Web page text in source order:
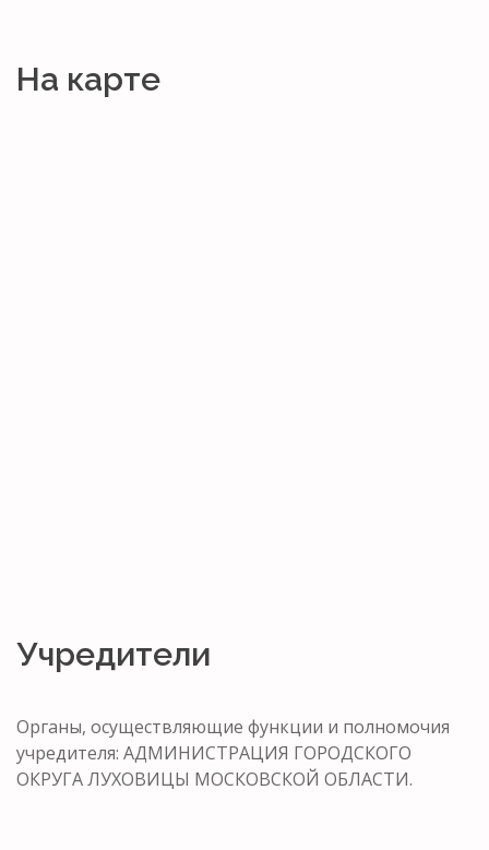
На карте
Учредители
Органы, осуществляющие функции и полномочия
учредителя: АДМИНИСТРАЦИЯ ГОРОДСКОГО
ОКРУГА ЛУХОВИЦЫ МОСКОВСКОЙ ОБЛАСТИ.